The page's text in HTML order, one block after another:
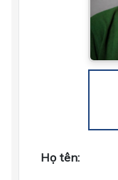
Họ tên: